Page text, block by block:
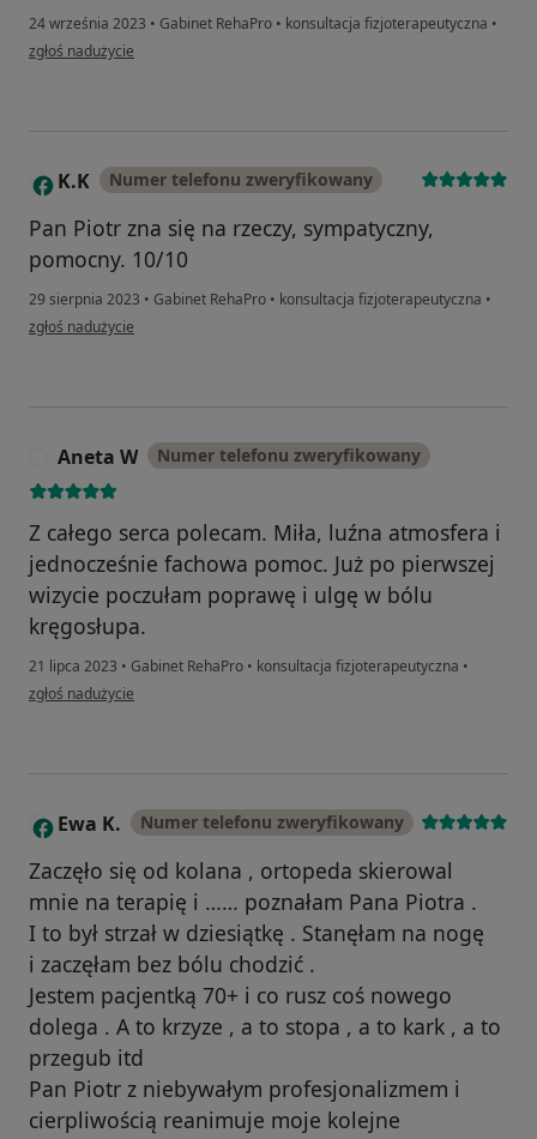
24 września 2023 • Gabinet RehaPro • konsultacja fizjoterapeutyczna •
w opinii użytkownika Gosia
zgłoś nadużycie
K K.K Numer telefonu zweryfikowany
Pan Piotr zna się na rzeczy, sympatyczny,
pomocny. 10/10
29 sierpnia 2023 • Gabinet RehaPro • konsultacja fizjoterapeutyczna •
w opinii użytkownika K.K
zgłoś nadużycie
Aneta W Numer telefonu zweryfikowany
Z całego serca polecam. Miła, luźna atmosfera i
jednocześnie fachowa pomoc. Już po pierwszej
wizycie poczułam poprawę i ulgę w bólu
kręgosłupa.
21 lipca 2023 • Gabinet RehaPro • konsultacja fizjoterapeutyczna •
w opinii użytkownika Aneta W
zgłoś nadużycie
E Ewa K. Numer telefonu zweryfikowany
Zaczęło się od kolana , ortopeda skierowal
mnie na terapię i …… poznałam Pana Piotra .
I to był strzał w dziesiątkę . Stanęłam na nogę
i zaczęłam bez bólu chodzić .
Jestem pacjentką 70+ i co rusz coś nowego
dolega . A to krzyze , a to stopa , a to kark , a to
przegub itd
Pan Piotr z niebywałym profesjonalizmem i
cierpliwością reanimuje moje kolejne